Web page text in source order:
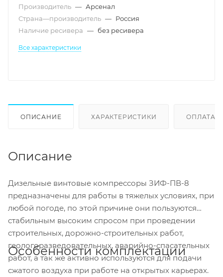
Производитель — Арсенал
Страна—производитель — Россия
Наличие ресивера — без ресивера
Все характеристики
ОПИСАНИЕ ХАРАКТЕРИСТИКИ ОПЛАТА
Описание
Дизельные винтовые компрессоры ЗИФ-ПВ-8
предназначены для работы в тяжелых условиях, при
любой погоде, по этой причине они пользуются
стабильным высоким спросом при проведении
строительных, дорожно-строительных работ,
геологоразведовательных, аварийно-спасательных
работ, а так же активно используются для подачи
сжатого воздуха при работе на открытых карьерах.
Особенности комплектации